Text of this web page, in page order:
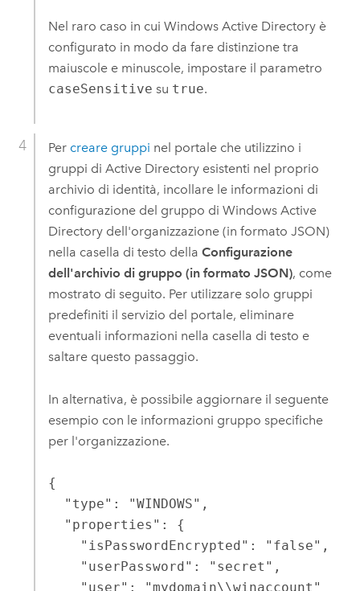
Nel raro caso in cui WindowsActive Directory è
configurato in modo da fare distinzione tra
maiuscole e minuscole, impostare il parametro
caseSensitive su true.
Per creare gruppi nel portale che utilizzino i
gruppi di Active Directory esistenti nel proprio
archivio di identità, incollare le informazioni di
configurazione del gruppo di WindowsActive
Directory dell'organizzazione (in formato JSON)
nella casella di testo della Configurazione
dell'archivio di gruppo (in formato JSON), come
mostrato di seguito. Per utilizzare solo gruppi
predefiniti il servizio del portale, eliminare
eventuali informazioni nella casella di testo e
saltare questo passaggio.
In alternativa, è possibile aggiornare il seguente
esempio con le informazioni gruppo specifiche
per l'organizzazione.
{